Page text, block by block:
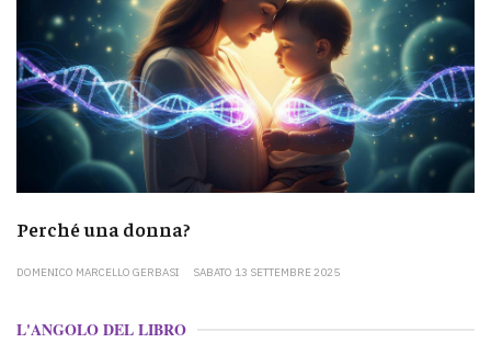
Perché una donna?
DOMENICO MARCELLO GERBASI SABATO 13 SETTEMBRE 2025
L'ANGOLO DEL LIBRO